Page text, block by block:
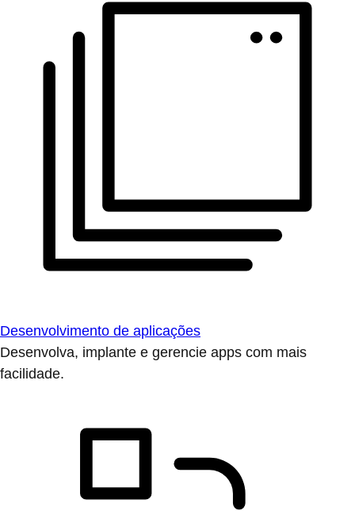
Desenvolvimento de aplicações
Desenvolva, implante e gerencie apps com mais
facilidade.